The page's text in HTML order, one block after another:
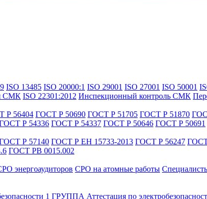
ISO 13485 ISO 20000:1 ISO 29001 ISO 27001 ISO 50001
СМК ISO 22301:2012 Инспекционный контроль СМК
Р 56404 ГОСТ Р 50690 ГОСТ Р 51705 ГОСТ Р 51870
Р 54336 ГОСТ Р 54337 ГОСТ Р 50646 ГОСТ Р 50691
Р 57140 ГОСТ Р ЕН 15733-2013 ГОСТ Р 56247
ГОСТ РВ 0015.002
энергоаудиторов СРО на атомные работы
1 ГРУППА Аттестация по